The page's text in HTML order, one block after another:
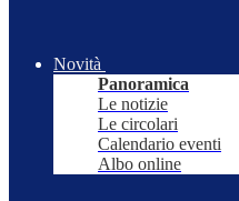
Novità
Panoramica
Le notizie
Le circolari
Calendario eventi
Albo online